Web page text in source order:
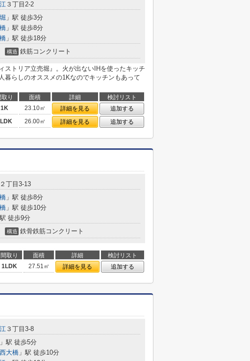
３丁目2-2
」駅 徒歩3分
」駅 徒歩8分
」駅 徒歩18分
構造 鉄筋コンクリート
ストリア立売堀』。火が出ないIHを使ったキッチ
暮らしのオススメの1Kなのでキッチンもあって
取り 面積 詳細
検討リスト
1K 23.10㎡ 詳細を見る
追加する
26.00㎡ 詳細を見る 追加する
２丁目3-13
」駅 徒歩8分
」駅 徒歩10分
徒歩9分
構造 鉄骨鉄筋コンクリート
間取り 面積 詳細
検討リスト
1LDK 27.51㎡ 詳細を見る 追加する
３丁目3-8
」駅 徒歩5分
西大橋 」駅 徒歩10分